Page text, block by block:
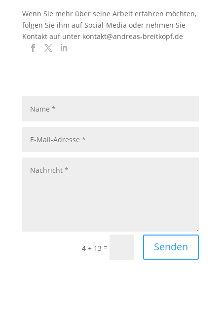
Wenn Sie mehr über seine Arbeit erfahren möchten,
folgen Sie ihm auf Social-Media oder nehmen Sie
Kontakt auf unter kontakt@andreas-breitkopf.de
4 + 13 = Senden